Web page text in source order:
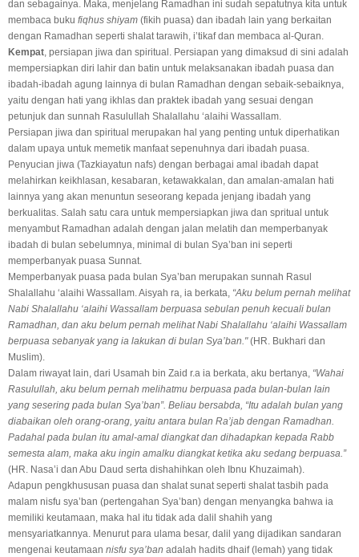
dan sebagainya. Maka, menjelang Ramadhan ini sudah sepatutnya kita untuk
membaca buku fiqhus shiyam (fikih puasa) dan ibadah lain yang berkaitan
dengan Ramadhan seperti shalat tarawih, i’tikaf dan membaca al-Quran.
Kempat, persiapan jiwa dan spiritual. Persiapan yang dimaksud di sini adalah
mempersiapkan diri lahir dan batin untuk melaksanakan ibadah puasa dan
ibadah-ibadah agung lainnya di bulan Ramadhan dengan sebaik-sebaiknya,
yaitu dengan hati yang ikhlas dan praktek ibadah yang sesuai dengan
petunjuk dan sunnah Rasulullah Shalallahu ‘alaihi Wassallam.
Persiapan jiwa dan spiritual merupakan hal yang penting untuk diperhatikan
dalam upaya untuk memetik manfaat sepenuhnya dari ibadah puasa.
Penyucian jiwa (Tazkiayatun nafs) dengan berbagai amal ibadah dapat
melahirkan keikhlasan, kesabaran, ketawakkalan, dan amalan-amalan hati
lainnya yang akan menuntun seseorang kepada jenjang ibadah yang
berkualitas. Salah satu cara untuk mempersiapkan jiwa dan spritual untuk
menyambut Ramadhan adalah dengan jalan melatih dan memperbanyak
ibadah di bulan sebelumnya, minimal di bulan Sya’ban ini seperti
memperbanyak puasa Sunnat.
Memperbanyak puasa pada bulan Sya’ban merupakan sunnah Rasul
Shalallahu ‘alaihi Wassallam. Aisyah ra, ia berkata, “Aku belum pernah melihat
Nabi Shalallahu ‘alaihi Wassallam berpuasa sebulan penuh kecuali bulan
Ramadhan, dan aku belum pernah melihat Nabi Shalallahu ‘alaihi Wassallam
berpuasa sebanyak yang ia lakukan di bulan Sya’ban."(HR. Bukhari dan
Muslim).
Dalam riwayat lain, dari Usamah bin Zaid r.a ia berkata, aku bertanya, “Wahai
Rasulullah, aku belum pernah melihatmu berpuasa pada bulan-bulan lain
yang sesering pada bulan Sya’ban”. Beliau bersabda, “Itu adalah bulan yang
diabaikan oleh orang-orang, yaitu antara bulan Ra’jab dengan Ramadhan.
Padahal pada bulan itu amal-amal diangkat dan dihadapkan kepada Rabb
semesta alam, maka aku ingin amalku diangkat ketika aku sedang berpuasa.”
(HR. Nasa’i dan Abu Daud serta dishahihkan oleh Ibnu Khuzaimah).
Adapun pengkhususan puasa dan shalat sunat seperti shalat tasbih pada
malam nisfu sya’ban (pertengahan Sya’ban) dengan menyangka bahwa ia
memiliki keutamaan, maka hal itu tidak ada dalil shahih yang
mensyariatkannya. Menurut para ulama besar, dalil yang dijadikan sandaran
mengenai keutamaan nisfu sya’ban adalah hadits dhaif (lemah) yang tidak